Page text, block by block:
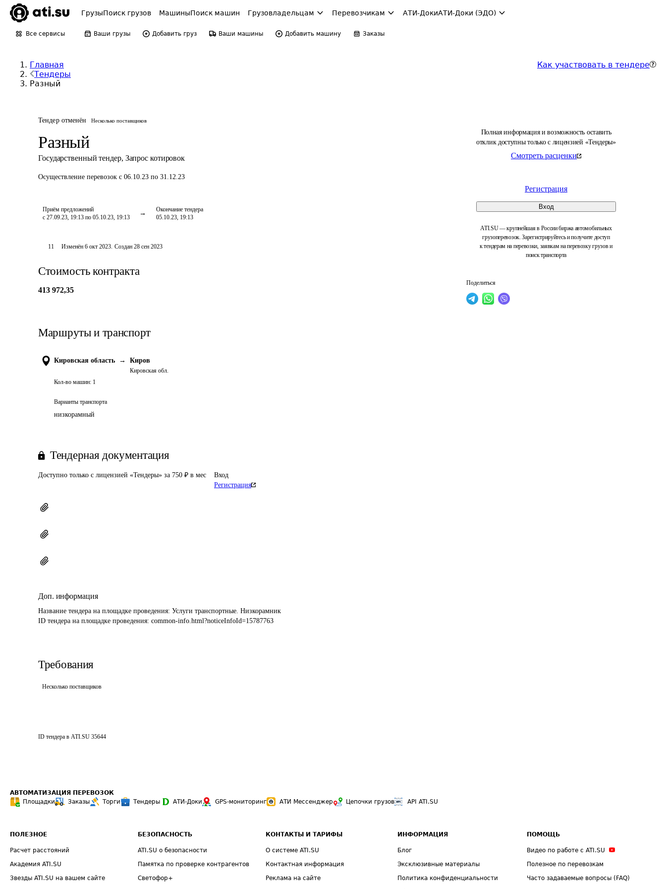
ГрузыПоиск грузов МашиныПоиск машин Грузовладельцам Перевозчикам АТИ-ДокиАТИ-Доки (ЭДО)
Все сервисы Ваши грузы Добавить груз Ваши машины Добавить машину Заказы
Главная
Тендеры
Разный
Как участвовать в тендере
Тендер отменён Несколько поставщиков
Разный
Государственный тендер, Запрос котировок
Осуществление перевозок с 06.10.23 по 31.12.23
Приём предложений
с 27.09.23, 19:13 по 05.10.23, 19:13
Окончание тендера
05.10.23, 19:13
Полная информация и возможность оставить
отклик доступны только с лицензией «Тендеры»
Смотреть расценки
Регистрация
Вход
ATI.SU — крупнейшая в России биржа автомобильных
грузоперевозок. Зарегистрируйтесь и получите доступ
к тендерам на перевозки, заявкам на перевозку грузов и
поиск транспорта
Поделиться
11 Изменён6 окт 2023. Создан 28 сен 2023
Стоимость контракта
413 972,35
Маршруты и транспорт
Кировская область → Киров
Кировская обл.
Кол-во машин: 1
Варианты транспорта
низкорамный
Тендерная документация
Доступно только с лицензией «Тендеры» за 750 ₽ в мес
Вход
Регистрация
Доп. информация
Название тендера на площадке проведения: Услуги транспортные. Низкорамник
ID тендера на площадке проведения: common-info.html?noticeInfoId=15787763
Требования
Несколько поставщиков
ID тендера в ATI.SU 35644
АВТОМАТИЗАЦИЯ ПЕРЕВОЗОК
Площадки
Заказы Торги Тендеры АТИ-Доки GPS-мониторинг АТИ Мессенджер Цепочки грузов API ATI.SU
ПОЛЕЗНОЕ
Расчет расстояний
Академия ATI.SU
Звезды ATI.SU на вашем сайте
БЕЗОПАСНОСТЬ
ATI.SU о безопасности
Памятка по проверке контрагентов
Светофор+
КОНТАКТЫ И ТАРИФЫ
О системе ATI.SU
Контактная информация
Реклама на сайте
ИНФОРМАЦИЯ
Блог
Эксклюзивные материалы
Политика конфиденциальности
ПОМОЩЬ
Видео по работе с ATI.SU
Полезное по перевозкам
Часто задаваемые вопросы (FAQ)